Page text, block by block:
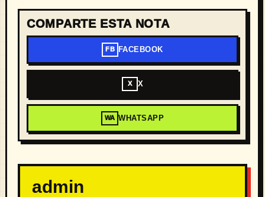
COMPARTE ESTA NOTA
FB FACEBOOK
X X
WA WHATSAPP
admin